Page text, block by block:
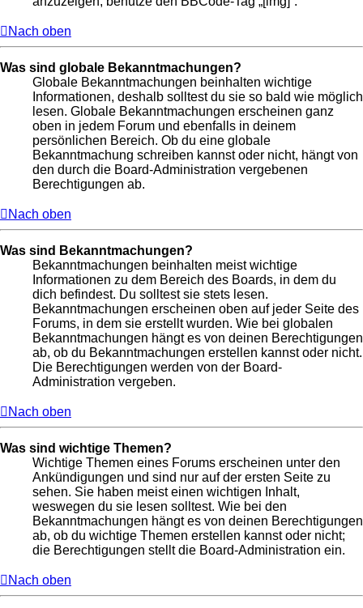
Nach oben
Was sind globale Bekanntmachungen?
Globale Bekanntmachungen beinhalten wichtige
Informationen, deshalb solltest du sie so bald wie möglich
lesen. Globale Bekanntmachungen erscheinen ganz
oben in jedem Forum und ebenfalls in deinem
persönlichen Bereich. Ob du eine globale
Bekanntmachung schreiben kannst oder nicht, hängt von
den durch die Board-Administration vergebenen
Berechtigungen ab.
Nach oben
Was sind Bekanntmachungen?
Bekanntmachungen beinhalten meist wichtige
Informationen zu dem Bereich des Boards, in dem du
dich befindest. Du solltest sie stets lesen.
Bekanntmachungen erscheinen oben auf jeder Seite des
Forums, in dem sie erstellt wurden. Wie bei globalen
Bekanntmachungen hängt es von deinen Berechtigungen
ab, ob du Bekanntmachungen erstellen kannst oder nicht.
Die Berechtigungen werden von der Board-
Administration vergeben.
Nach oben
Was sind wichtige Themen?
Wichtige Themen eines Forums erscheinen unter den
Ankündigungen und sind nur auf der ersten Seite zu
sehen. Sie haben meist einen wichtigen Inhalt,
weswegen du sie lesen solltest. Wie bei den
Bekanntmachungen hängt es von deinen Berechtigungen
ab, ob du wichtige Themen erstellen kannst oder nicht;
die Berechtigungen stellt die Board-Administration ein.
Nach oben